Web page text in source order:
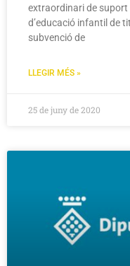
extraordinari de suport
d’educació infantil de
subvenció de
LLEGIR MÉS »
25 de juny de 2020